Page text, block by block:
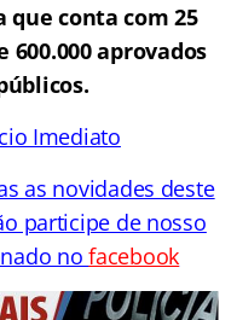
conta com 25
aprovados
Imediato
as novidades deste
participe de nosso
nofacebook